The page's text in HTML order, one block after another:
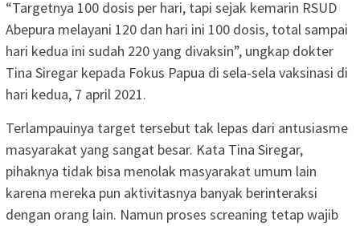
“Targetnya 100 dosis per hari, tapi sejak kemarin RSUD
Abepura melayani 120 dan hari ini 100 dosis, total sampai
hari kedua ini sudah 220 yang divaksin”, ungkap dokter
Tina Siregar kepada Fokus Papua di sela-sela vaksinasi di
hari kedua, 7 april 2021.
Terlampauinya target tersebut tak lepas dari antusiasme
masyarakat yang sangat besar. Kata Tina Siregar,
pihaknya tidak bisa menolak masyarakat umum lain
karena mereka pun aktivitasnya banyak berinteraksi
dengan orang lain. Namun proses screaning tetap wajib